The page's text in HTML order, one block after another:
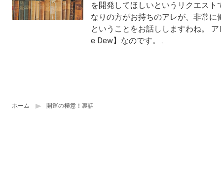
ホーム 開運の極意！裏話
を開発してほしいというリクエスト
なりの方がお持ちのアレが、非常に
ということをお話ししますわね。
e Dew】なのです。...